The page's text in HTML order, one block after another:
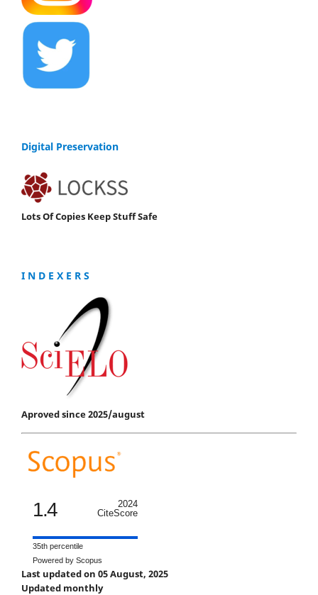
Digital Preservation
Lots Of Copies Keep Stuff Safe
I N D E X E R S
Aproved since 2025/august
1.4
2024
CiteScore
35th percentile
Powered by Scopus
Last updated on 05 August, 2025
Updated monthly